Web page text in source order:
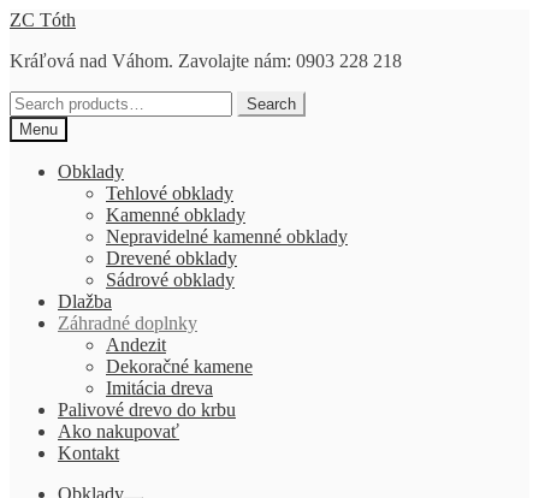
Preskočiť
navigáciu
Preskočiť
obsah
ZC Tóth
Kráľová nad Váhom. Zavolajte nám: 0903 228 218
Search
for:
Search
Menu
Obklady
Tehlové obklady
Kamenné obklady
Nepravidelné kamenné obklady
Drevené obklady
Sádrové obklady
Dlažba
Záhradné doplnky
Andezit
Dekoračné kamene
Imitácia dreva
Palivové drevo do krbu
Ako nakupovať
Kontakt
Obklady